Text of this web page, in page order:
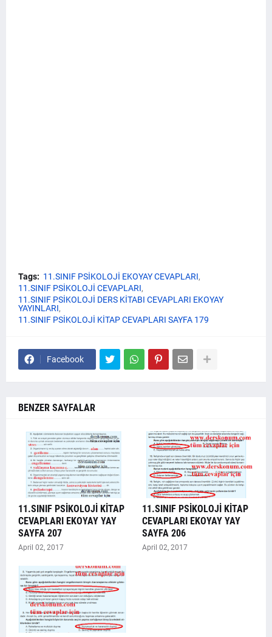
Tags: 11.SINIF PSİKOLOJİ EKOYAY CEVAPLARI
11.SINIF PSİKOLOJİ CEVAPLARI
11.SINIF PSİKOLOJİ DERS KİTABI CEVAPLARI EKOYAY
YAYINLARI
11.SINIF PSİKOLOJİ KİTAP CEVAPLARI SAYFA 179
Facebook
BENZER SAYFALAR
11.SINIF PSİKOLOJİ KİTAP
CEVAPLARI EKOYAY YAY
SAYFA 207
April 02, 2017
11.SINIF PSİKOLOJİ KİTAP
CEVAPLARI EKOYAY YAY
SAYFA 206
April 02, 2017